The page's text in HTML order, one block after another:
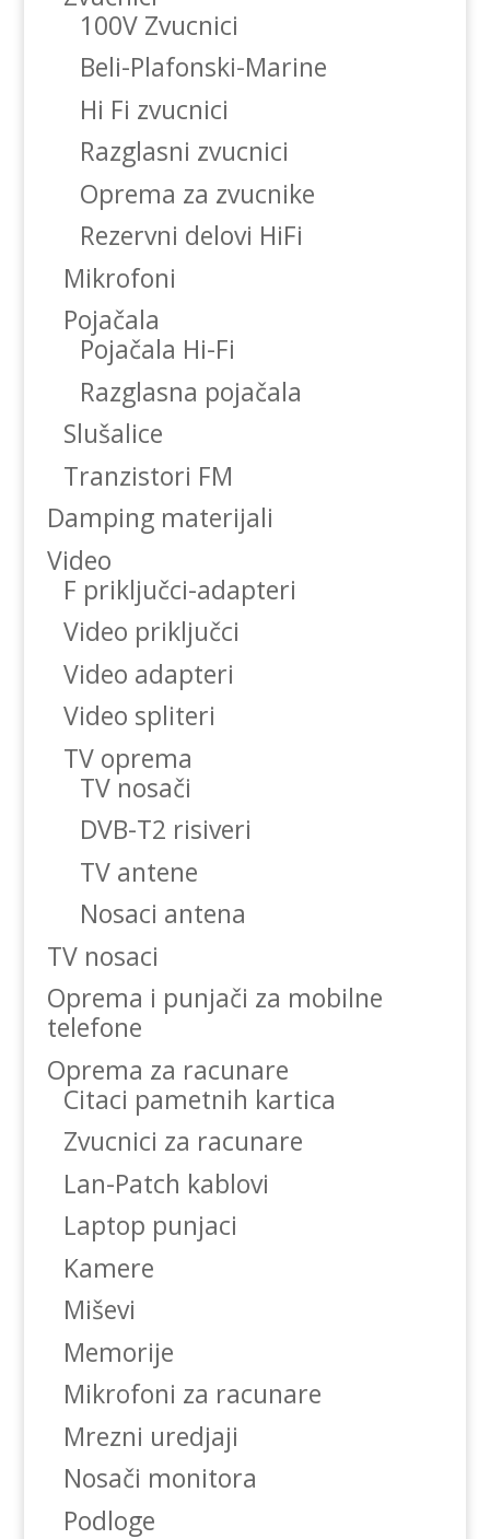
100V Zvucnici
Beli-Plafonski-Marine
Hi Fi zvucnici
Razglasni zvucnici
Oprema za zvucnike
Rezervni delovi HiFi
Mikrofoni
Pojačala
Pojačala Hi-Fi
Razglasna pojačala
Slušalice
Tranzistori FM
Damping materijali
Video
F priključci-adapteri
Video priključci
Video adapteri
Video spliteri
TV oprema
TV nosači
DVB-T2 risiveri
TV antene
Nosaci antena
TV nosaci
Oprema i punjači za mobilne
telefone
Oprema za racunare
Citaci pametnih kartica
Zvucnici za racunare
Lan-Patch kablovi
Laptop punjaci
Kamere
Miševi
Memorije
Mikrofoni za racunare
Mrezni uredjaji
Nosači monitora
Podloge